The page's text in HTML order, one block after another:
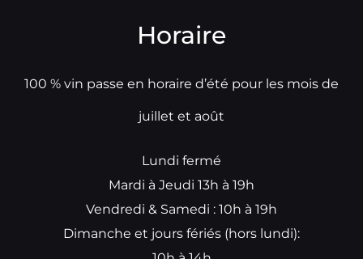
Horaire
100 % vin passe en horaire d’été pour les mois de
juillet et août
Lundi fermé
Mardi à Jeudi 13h à 19h
Vendredi & Samedi : 10h à 19h
Dimanche et jours fériés (hors lundi):